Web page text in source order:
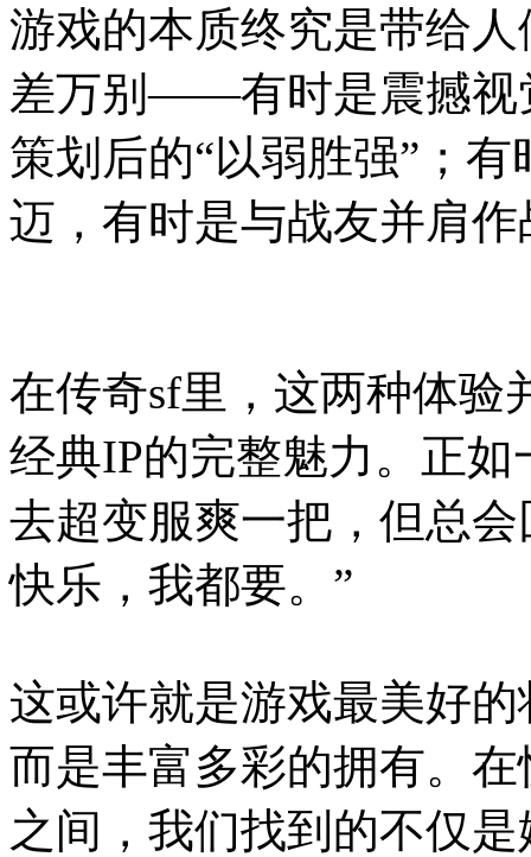
游戏的本质终究是带给
差万别——有时是震撼视
策划后的“以弱胜强”；
迈，有时是与战友并肩
在传奇sf里，这两种体验
经典IP的完整魅力。正
去超变服爽一把，但总
快乐，我都要。”
这或许就是游戏最美好
而是丰富多彩的拥有。
之间，我们找到的不仅